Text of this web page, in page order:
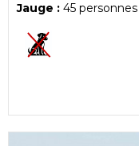
Jauge : 45